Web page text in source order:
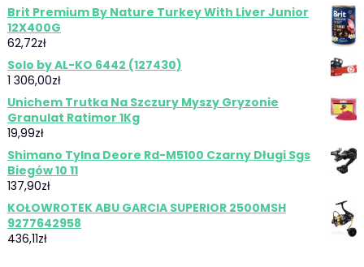
Brit Premium By Nature Turkey With Liver Junior
12X400G
62,72zł
Solo by AL-KO 6442 (127430)
1 306,00zł
Unichem Trutka Na Szczury Myszy Gryzonie
Granulat Ratimor 1Kg
19,99zł
Shimano Tylna Deore Rd-M5100 Czarny Długi Sgs
Biegów 10 11
137,90zł
KOŁOWROTEK ABU GARCIA SUPERIOR 2500MSH
9277642958
436,11zł